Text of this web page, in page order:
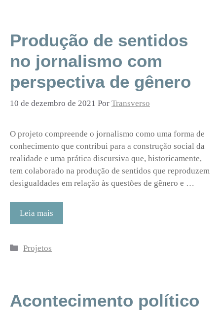
Produção de sentidos
no jornalismo com
perspectiva de gênero
10 de dezembro de 2021 Por Transverso
O projeto compreende o jornalismo como uma forma de
conhecimento que contribui para a construção social da
realidade e uma prática discursiva que, historicamente,
tem colaborado na produção de sentidos que reproduzem
desigualdades em relação às questões de gênero e …
Leia mais
Categorias
Projetos
Acontecimento político